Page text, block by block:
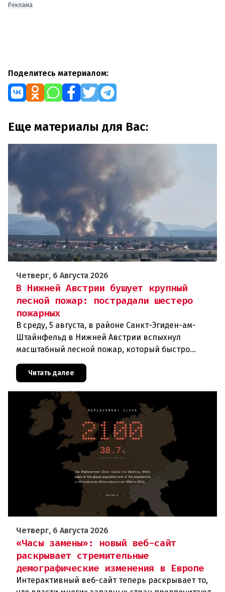
Реклама
Поделитесь материалом:
Еще материалы для Вас:
Четверг, 6 Августа 2026
В Нижней Австрии бушует крупный
лесной пожар: пострадали шестеро
пожарных
В среду, 5 августа, в районе Санкт-Эгиден-ам-
Штайнфельд в Нижней Австрии вспыхнул
масштабный лесной пожар, который быстро
В ходе тушения пострадали шесте
Читать далее
Четверг, 6 Августа 2026
«Часы замены»: новый веб-сайт
раскрывает стремительные
демографические изменения в Европе
Интерактивный веб-сайт теперь раскрывает то,